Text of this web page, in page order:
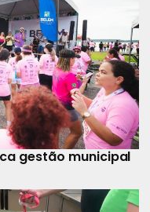
gestão municipal